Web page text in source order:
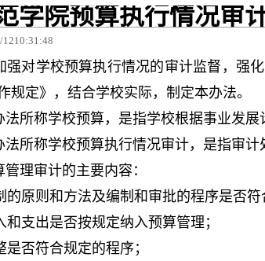
学院预算执行情况审
1210:31:48
对学校预算执行情况的审计监督，强
规定》，结合学校实际，制定本办法。
所称学校预算，是指学校根据事业发展
所称学校预算执行情况审计，是指审计
理审计的主要内容：
的原则和方法及编制和审批的程序是否符
和支出是否按规定纳入预算管理；
是否符合规定的程序；